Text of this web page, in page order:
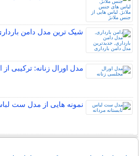
شیک ترین مدل دامن
مدل اورال زنانه: ترکیبی
نمونه هایی از مدل ست